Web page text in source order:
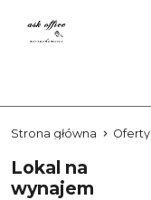
Strona główna Oferty
Lokal na
wynajem